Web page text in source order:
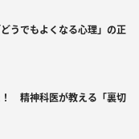
うでもよくなる心理」の正
精神科医が教える「裏切